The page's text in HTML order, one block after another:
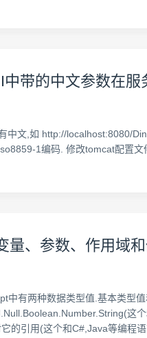
带的中文参数在
中文,如 http://localhost:8080/
iso8859-1编码. 修改tomcat
量、参数、作用域
中有两种数据类型值.基本类型
这
的引用(这个和C#,Java等编程